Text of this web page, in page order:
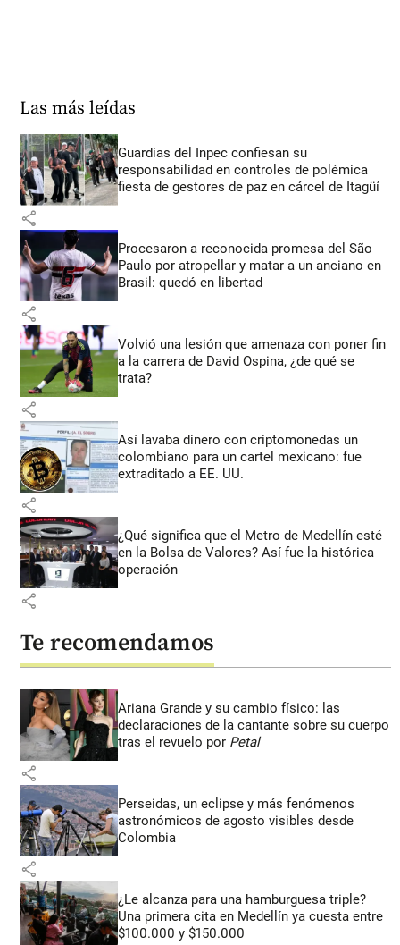
Las más leídas
Guardias del Inpec confiesan su
responsabilidad en controles de polémica
fiesta de gestores de paz en cárcel de Itagüí
share
Procesaron a reconocida promesa del São
Paulo por atropellar y matar a un anciano en
Brasil: quedó en libertad
share
Volvió una lesión que amenaza con poner fin
a la carrera de David Ospina, ¿de qué se
trata?
share
Así lavaba dinero con criptomonedas un
colombiano para un cartel mexicano: fue
extraditado a EE. UU.
share
¿Qué significa que el Metro de Medellín esté
en la Bolsa de Valores? Así fue la histórica
operación
share
Te recomendamos
Ariana Grande y su cambio físico: las
declaraciones de la cantante sobre su cuerpo
tras el revuelo por Petal
share
Perseidas, un eclipse y más fenómenos
astronómicos de agosto visibles desde
Colombia
share
¿Le alcanza para una hamburguesa triple?
Una primera cita en Medellín ya cuesta entre
$100.000 y $150.000